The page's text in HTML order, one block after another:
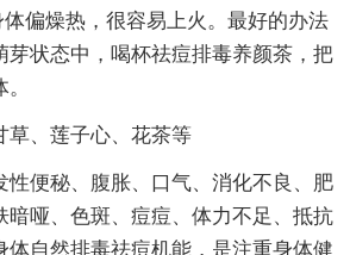
燥热，很容易上火。最好的办法
芽状态中，喝杯祛痘排毒养颜茶，把
、莲子心、花茶等
便秘、腹胀、口气、消化不良、肥
暗哑、色斑、痘痘、体力不足、抵抗
体自然排毒祛痘机能，是注重身体健